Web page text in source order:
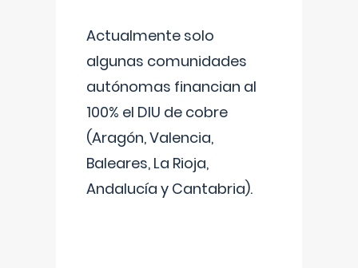
Actualmente solo
algunas comunidades
autónomas financian al
100% el DIU de cobre
(Aragón, Valencia,
Baleares, La Rioja,
Andalucía y Cantabria).